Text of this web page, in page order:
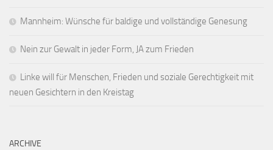
Mannheim: Wünsche für baldige und vollständige Genesung
Nein zur Gewalt in jeder Form, JA zum Frieden
Linke will für Menschen, Frieden und soziale Gerechtigkeit mit
neuen Gesichtern in den Kreistag
ARCHIVE